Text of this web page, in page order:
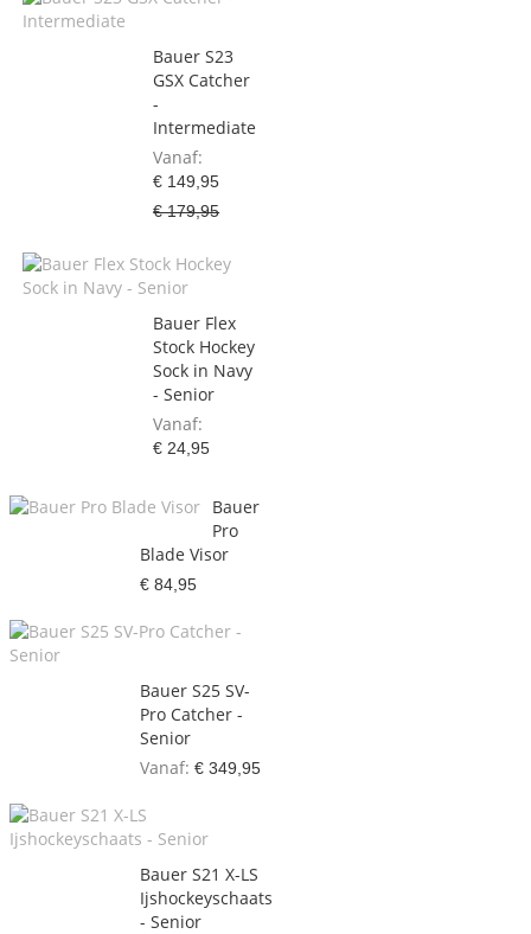
Bauer S23
GSX Catcher
-
Intermediate
Vanaf
€ 149,95
€ 179,95
Bauer Flex
Stock Hockey
Sock in Navy
- Senior
Vanaf
€ 24,95
Bauer
Pro
Blade Visor
€ 84,95
Bauer S25 SV-
Pro Catcher -
Senior
Vanaf € 349,95
Bauer S21 X-LS
Ijshockeyschaats
- Senior